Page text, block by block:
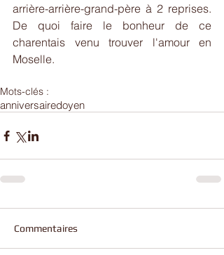
arrière-arrière-grand-père à 2 reprises.
De quoi faire le bonheur de ce
charentais venu trouver l'amour en
Moselle.
Mots-clés :
anniversairedoyen
Commentaires